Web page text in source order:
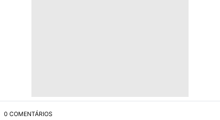
0 COMENTÁRIOS